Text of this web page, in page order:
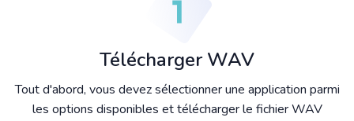
Télécharger WAV
Tout d'abord, vous devez sélectionner une application parmi
les options disponibles et télécharger le fichier WAV